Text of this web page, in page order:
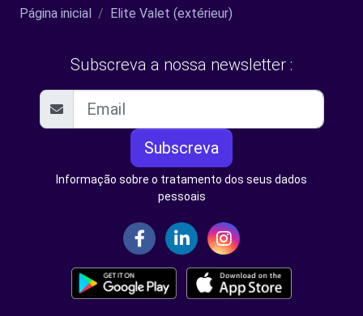
Página inicial Elite Valet (extérieur)
Subscreva a nossa newsletter :
Subscreva
Informação sobre o tratamento dos seus dados
pessoais